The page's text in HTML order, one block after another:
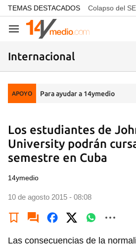
common.go-to-content
TEMAS DESTACADOS Colapso del
Navegación
Internacional
APOYO Para ayudar a 14ymedio
Los estudiantes de
University podrán
semestre en Cuba
14ymedio
10 de agosto 2015 - 08:08
Las consecuencias de la